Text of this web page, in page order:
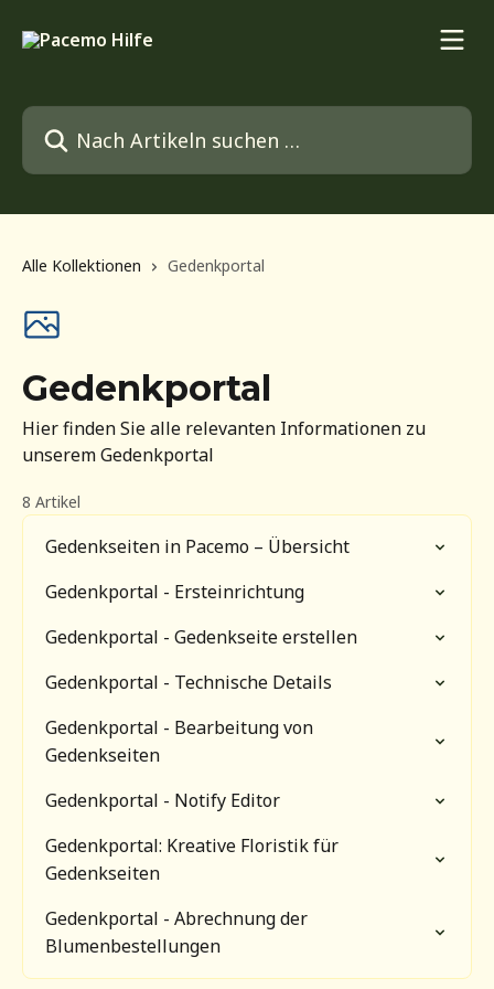
Nach Artikeln suchen …
Alle Kollektionen Gedenkportal
Gedenkportal
Hier finden Sie alle relevanten Informationen zu
unserem Gedenkportal
8 Artikel
Gedenkseiten in Pacemo – Übersicht
Gedenkportal - Ersteinrichtung
Gedenkportal - Gedenkseite erstellen
Gedenkportal - Technische Details
Gedenkportal - Bearbeitung von
Gedenkseiten
Gedenkportal - Notify Editor
Gedenkportal: Kreative Floristik für
Gedenkseiten
Gedenkportal - Abrechnung der
Blumenbestellungen